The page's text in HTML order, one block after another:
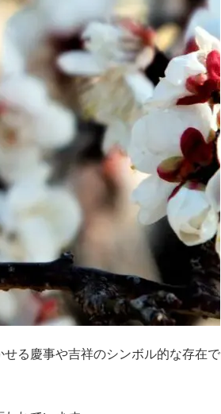
る慶事や吉祥のシンボル的な存在で